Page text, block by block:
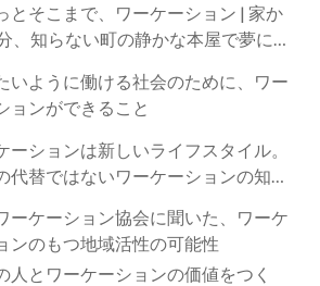
とそこまで、ワーケーション | 家か
、知らない町の静かな本屋で夢に近
いように働ける社会のために、ワー
ョンができること
ーションは新しいライフスタイル。
代替ではないワーケーションの知ら
ーケーション協会に聞いた、ワーケ
ンのもつ地域活性の可能性
人とワーケーションの価値をつく